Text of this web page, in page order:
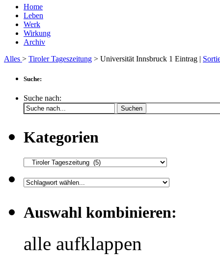
Home
Leben
Werk
Wirkung
Archiv
Alles > Tiroler Tageszeitung > Universität Innsbruck 1 Eintrag |
Suche:
Suche nach:
Suchen
Kategorien
Auswahl kombinieren:
alle aufklappen